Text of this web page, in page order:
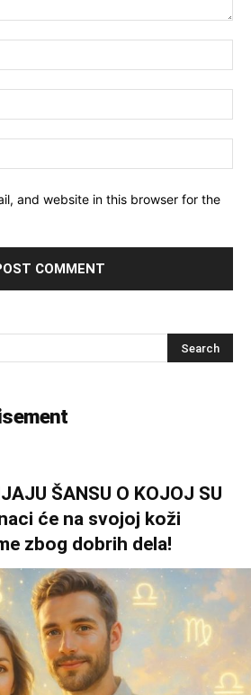
and website in this browser for the
ŠANSU O KOJOJ SU
će na svojoj koži
zbog dobrih dela!